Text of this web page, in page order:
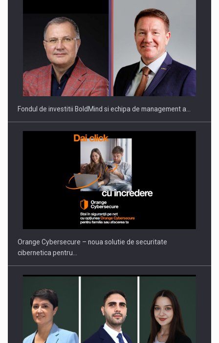
Fondul de investitii BoldMind si echipa de management a…
Orange Cybersecure – noua solutie de securitate
cibernetica pentru…